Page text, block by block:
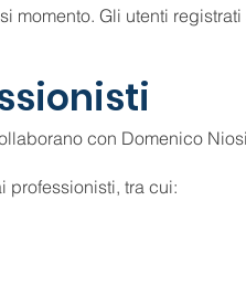
momento. Gli utenti
con Domenico
professionisti, tra cui: